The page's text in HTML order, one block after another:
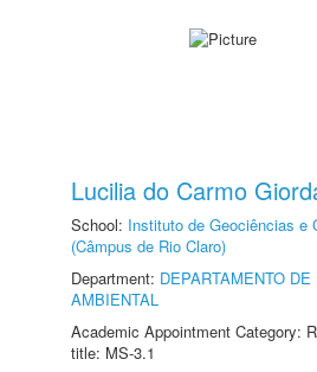
Lucilia do Carmo
School: Instituto de Geociências e
(Câmpus de Rio Claro)
Department: DEPARTAMENTO
AMBIENTAL
Academic Appointment Category:
title: MS-3.1